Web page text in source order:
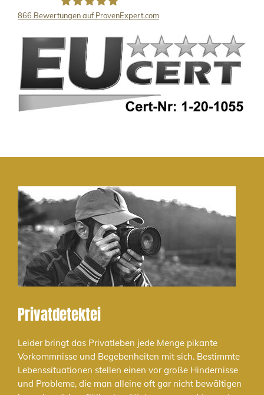
LB Detektive GmbH
866 Bewertungen auf ProvenExpert.com
Privatdetektei
Leider bringt das Privatleben jede Menge pikante
Vorkommnisse und Begebenheiten mit sich. Bestimmte
Lebenssituationen stellen einen vor große Hindernisse
und Probleme, die man alleine oft gar nicht bewältigen